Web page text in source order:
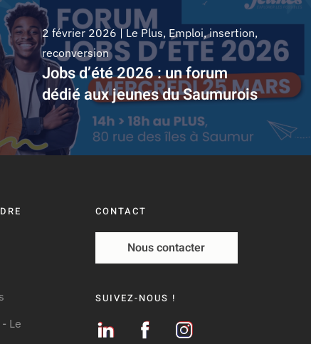
2 février 2026|Le Plus, Emploi, insertion,
reconversion
Jobs d’été 2026 : un forum
dédié aux jeunes du Saumurois
Le
CONTACT
Nous contacter
SUIVEZ-NOUS !